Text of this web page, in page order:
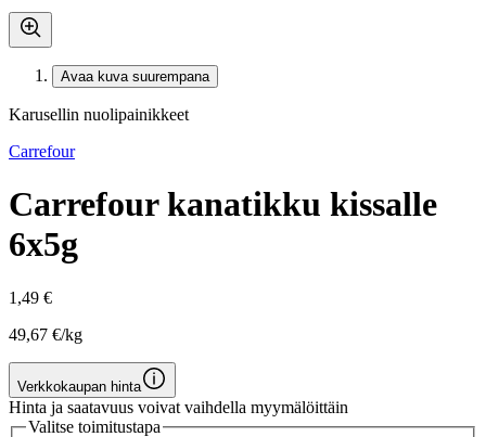
Avaa kuva suurempana
Karusellin nuolipainikkeet
Carrefour
Carrefour kanatikku kissalle
6x5g
1,49 €
49,67 €/kg
Verkkokaupan hinta
Hinta ja saatavuus voivat vaihdella myymälöittäin
Valitse toimitustapa